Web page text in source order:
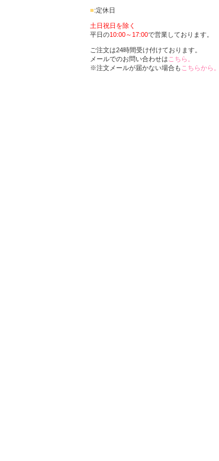
■:定休日
土日祝日を除く
平日の10:00～17:00で営業しております。
ご注文は24時間受け付けております。
メールでのお問い合わせは こちら。
※注文メールが届かない場合も こちらから。